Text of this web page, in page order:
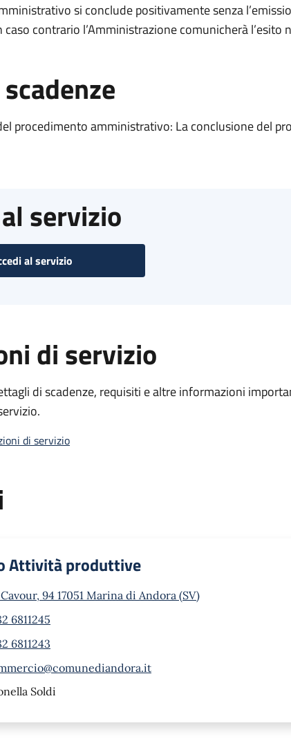
si conclude positivamente senza
contrario l’Amministrazione comunicherà l’esito
procedimento amministrativo: La conclusione del
servizio
al servizio
di servizio
di scadenze, requisiti e altre informazioni
di servizio
Attività produttive
94 17051 Marina di Andora (SV)
6811245
6811243
Soldi